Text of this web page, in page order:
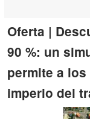
Oferta |
90 %: un
permite a
imperio del